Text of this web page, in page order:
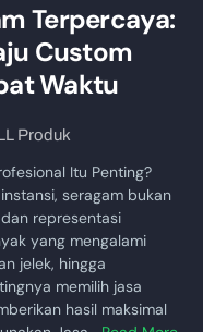
Terpercaya:
Custom
Waktu
Produk
Itu Penting?
seragam bukan
representasi
yang mengalami
jelek, hingga
memilih jasa
hasil maksimal